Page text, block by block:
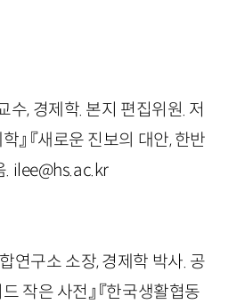
수, 경제학. 본지 편집위원. 저
』 『새로운 진보의 대안, 한반
. ilee@hs.ac.kr
연구소 소장, 경제학 박사. 공
작은 사전』 『한국생활협동